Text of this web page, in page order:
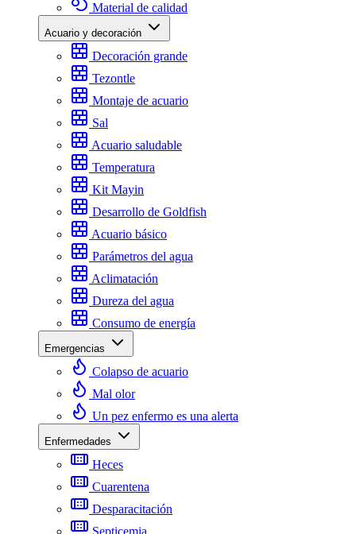
Material de calidad
Acuario y decoración
Decoración grande
Tezontle
Montaje de acuario
Sal
Acuario saludable
Temperatura
Kit Mayin
Desarrollo de Goldfish
Acuario básico
Parámetros del agua
Aclimatación
Dureza del agua
Consumo de energía
Emergencias
Colapso de acuario
Mal olor
Un pez enfermo es una alerta
Enfermedades
Heces
Cuarentena
Desparacitación
Septicemia